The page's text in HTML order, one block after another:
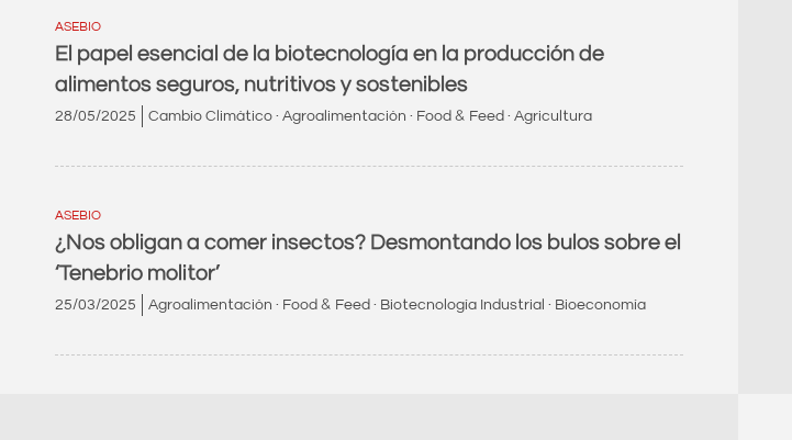
ASEBIO
El papel esencial de la biotecnología en la producción de
alimentos seguros, nutritivos y sostenibles
28/05/2025 Cambio Climático · Agroalimentación · Food & Feed · Agricultura
ASEBIO
¿Nos obligan a comer insectos? Desmontando los bulos sobre el
‘Tenebrio molitor’
25/03/2025 Agroalimentación · Food & Feed · Biotecnología Industrial · Bioeconomía